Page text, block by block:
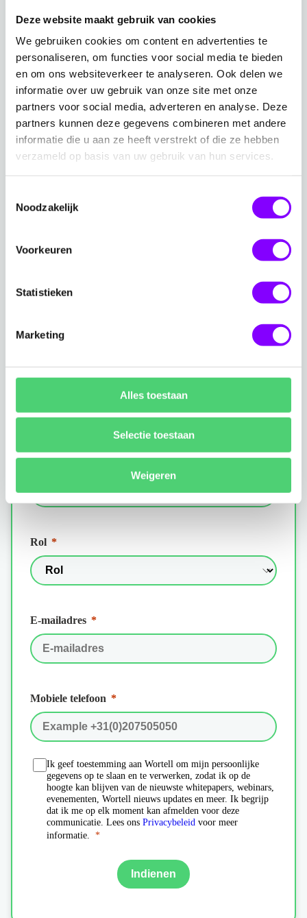
Deze website maakt gebruik van cookies
We gebruiken cookies om content en advertenties te
personaliseren, om functies voor social media te bieden
en om ons websiteverkeer te analyseren. Ook delen we
informatie over uw gebruik van onze site met onze
partners voor social media, adverteren en analyse. Deze
partners kunnen deze gegevens combineren met andere
informatie die u aan ze heeft verstrekt of die ze hebben
verzameld op basis van uw gebruik van hun services.
Noodzakelijk
Voorkeuren
Statistieken
Marketing
Alles toestaan
Selectie toestaan
Weigeren
Download nu de scenariokaart
Cybercriminaliteit
Wil je goed voorbereid zijn op cyberincidenten en
weten welke stappen je moet nemen bij een aanval?
Download dan nu gratis descenariokaart
Cybercriminaliteit en zorg ervoor dat jouw
organisatie klaar is om effectief te reageren in geval